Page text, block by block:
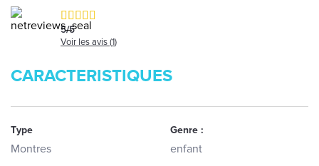
5/5
Voir les avis (1)
CARACTERISTIQUES
Type
Montres
Genre :
enfant